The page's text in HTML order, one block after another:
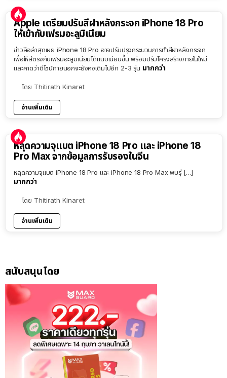
Apple เตรียมปรับสีฝาหลังกระจก iPhone 18 Pro
ให้เข้ากับเฟรมอะลูมิเนียม
ข่าวลือล่าสุดเผย iPhone 18 Pro อาจปรับปรุงกระบวนการทำสีฝาหลังกระจก
เพื่อให้สีตรงกับเฟรมอะลูมิเนียมได้แนบเนียนขึ้น พร้อมปรับโครงสร้างภายในใหม่
และคาดว่าดีไซน์ภายนอกจะยังคงเดิมไปอีก 2-3 รุ่น มากกว่า
โดย Thitirath Kinaret
อ่านเพิ่มเติม
หลุดความจุแบต iPhone 18 Pro และ iPhone 18
Pro Max จากข้อมูลการรับรองในจีน
หลุดความจุแบต iPhone 18 Pro และ iPhone 18 Pro Max พบรุ่ […]
มากกว่า
โดย Thitirath Kinaret
อ่านเพิ่มเติม
สนับสนุนโดย